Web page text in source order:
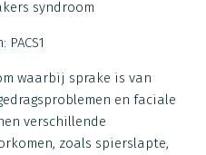
syndroom
waarbij sprake is van
en faciale
verschillende
zoals spierslapte,